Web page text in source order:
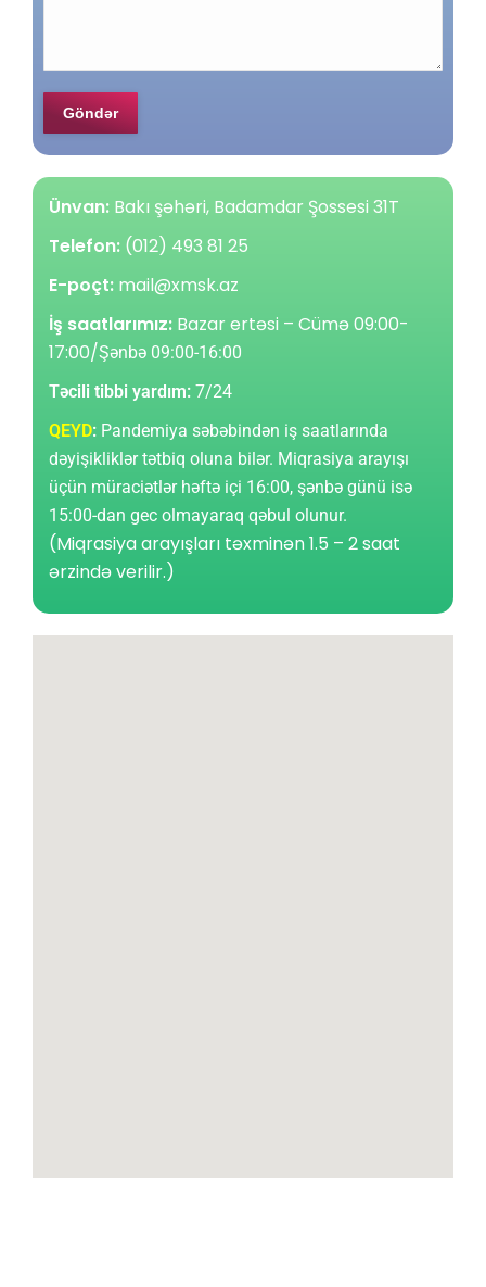
Ünvan: Bakı şəhəri, Badamdar Şossesi 31T
Telefon: (012) 493 81 25
E-poçt: mail@xmsk.az
İş saatlarımız: Bazar ertəsi – Cümə 09:00-
17:00/Şənbə 09:00-16:00
Təcili tibbi yardım: 7/24
QEYD: Pandemiya səbəbindən iş saatlarında
dəyişikliklər tətbiq oluna bilər. Miqrasiya arayışı
üçün müraciətlər həftə içi 16:00, şənbə günü isə
15:00-dan gec olmayaraq qəbul olunur.
(Miqrasiya arayışları təxminən 1.5 – 2 saat
ərzində verilir.)